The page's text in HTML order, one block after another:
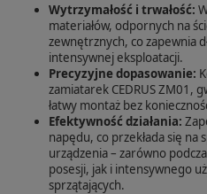
Wytrzymałość i trwałość:
materiałów, odpornych na
zewnętrznych, co zapewnia
intensywnej eksploatacji.
Precyzyjne dopasowanie:
zamiatarek CEDRUS ZM01,
łatwy montaż bez
Efektywność działania:
napędu, co przekłada się na
urządzenia – zarówno
posesji, jak i intensywnego
sprzątających.